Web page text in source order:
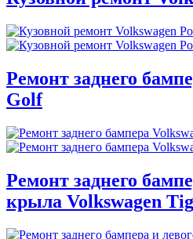
Ремонт заднего
Golf
Ремонт заднего
крыла Volkswagen